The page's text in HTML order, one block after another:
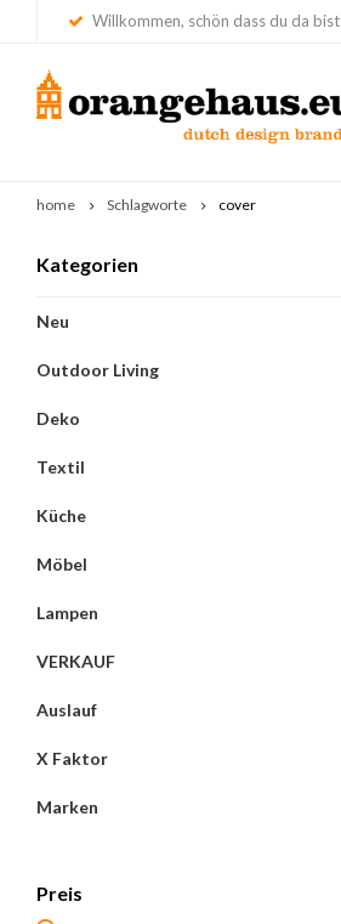
Willkommen, schön dass du da
home Schlagworte cover
Kategorien
Neu
Outdoor Living
Deko
Textil
Küche
Möbel
Lampen
VERKAUF
Auslauf
X Faktor
Marken
Preis